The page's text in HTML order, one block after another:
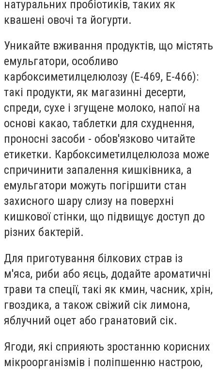
натуральних пробіотиків, таких як
квашені овочі та йогурти.
Уникайте вживання продуктів, що містять
емульгатори, особливо
карбоксиметилцелюлозу (E-469, E-466):
такі продукти, як магазинні десерти,
спреди, сухе і згущене молоко, напої на
основі какао, таблетки для схуднення,
проносні засоби - обов'язково читайте
етикетки. Карбоксиметилцелюлоза може
спричинити запалення кишківника, а
емульгатори можуть погіршити стан
захисного шару слизу на поверхні
кишкової стінки, що підвищує доступ до
різних бактерій.
Для приготування білкових страв із
м'яса, риби або яєць, додайте ароматичні
трави та спеції, такі як кмин, часник, хрін,
гвоздика, а також свіжий сік лимона,
яблучний оцет або гранатовий сік.
Ягоди, які сприяють зростанню корисних
мікроорганізмів і поліпшенню настрою,